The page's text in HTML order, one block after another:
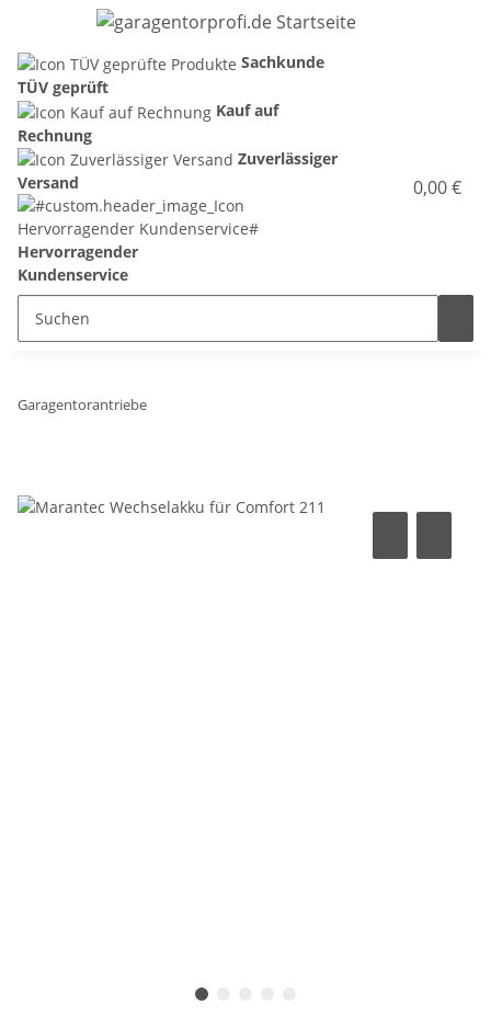
Sachkunde
TÜV geprüft
Kauf auf
Rechnung
Zuverlässiger
Versand
Hervorragender
Kundenservice
0,00 €
Garagentorantriebe